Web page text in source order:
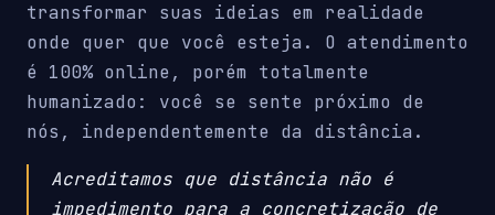
transformar suas ideias em realidade
onde quer que você esteja. O atendimento
é 100% online, porém totalmente
humanizado: você se sente próximo de
nós, independentemente da distância.
Acreditamos que distância não é
impedimento para a concretização de